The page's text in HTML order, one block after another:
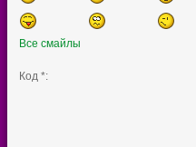
Все смайлы
Код *: